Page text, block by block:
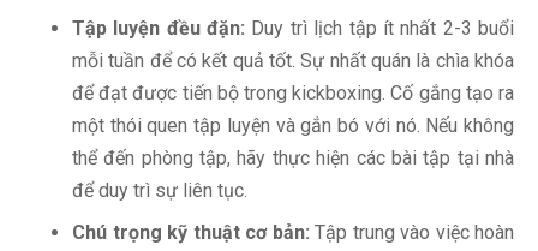
Tập luyện đều đặn: Duy trì lịch tập ít nhất 2-3 buổi
mỗi tuần để có kết quả tốt. Sự nhất quán là chìa khóa
để đạt được tiến bộ trong kickboxing. Cố gắng tạo ra
một thói quen tập luyện và gắn bó với nó. Nếu không
thể đến phòng tập, hãy thực hiện các bài tập tại nhà
để duy trì sự liên tục.
Chú trọng kỹ thuật cơ bản: Tập trung vào việc hoàn